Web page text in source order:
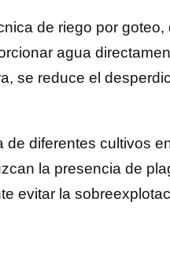
de riego por goteo,
agua
se reduce el
diferentes cultivos
la presencia de
evitar la